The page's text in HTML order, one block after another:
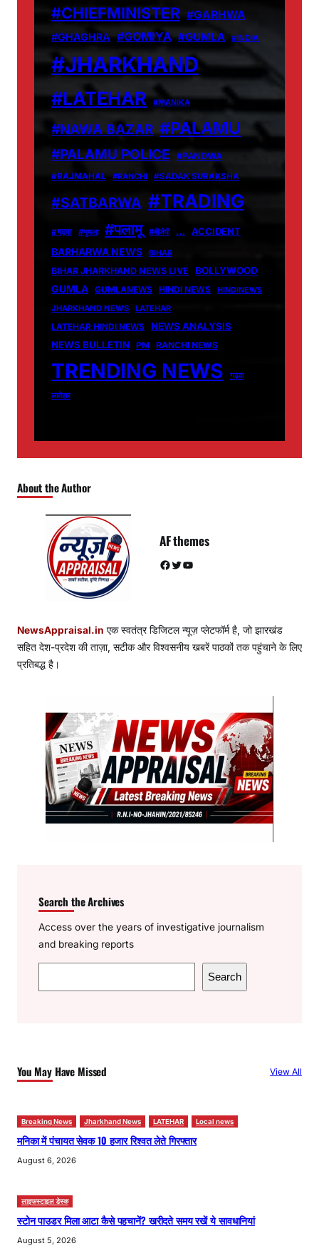
#CHIEFMINISTER #GARHWA
#GHAGHRA #GOMIYA #GUMLA #INDIA
#JHARKHAND
#LATEHAR #MANIKA
#NAWA BAZAR #PALAMU
#PALAMU POLICE
#PANDWA
#RAJMAHAL
#RANCHI #SADAK SURAKSHA
#SATBARWA #TRADING
#गढ़वा #गुमला #पलामू #बीजेपी … ACCIDENT
BARHARWA NEWS BIHAR
BIHAR JHARKHAND NEWS LIVE BOLLYWOOD
GUMLA GUMLANEWS HINDI NEWS
HINDINEWS
JHARKHAND NEWS
LATEHAR
LATEHAR HINDI NEWS
NEWS ANALYSIS
NEWS BULLETIN PM RANCHI NEWS
TRENDING NEWS
गढ़वा
लातेहार
About the Author
AF themes
Facebook Twitter YouTube
NewsAppraisal.in एक स्वतंत्र डिजिटल न्यूज़ प्लेटफॉर्म है, जो झारखंड
सहित देश-प्रदेश की ताज़ा, सटीक और विश्वसनीय खबरें पाठकों तक पहुंचाने के लिए
प्रतिबद्ध है।
Search the Archives
Access over the years of investigative journalism
and breaking reports
e
h
Search
You May Have Missed View All
Breaking News Jharkhand News LATEHAR Local news
मनिका में पंचायत सेवक 10 हजार रिश्वत लेते गिरफ्तार
August 6, 2026
लाइफस्टाइल डेस्क
स्टोन पाउडर मिला आटा कैसे पहचानें? खरीदते समय रखें ये सावधानियां
August 5, 2026